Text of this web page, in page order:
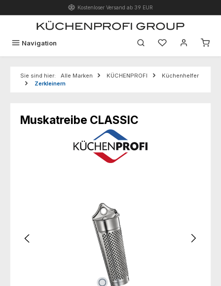
Zum Hauptinhalt springenKostenloser Versand ab 39 EUR
Navigation Du hast 0
Sie sind hier: Alle Marken KÜCHENPROFI
Küchenhelfer
Zerkleinern
Muskatreibe CLASSIC